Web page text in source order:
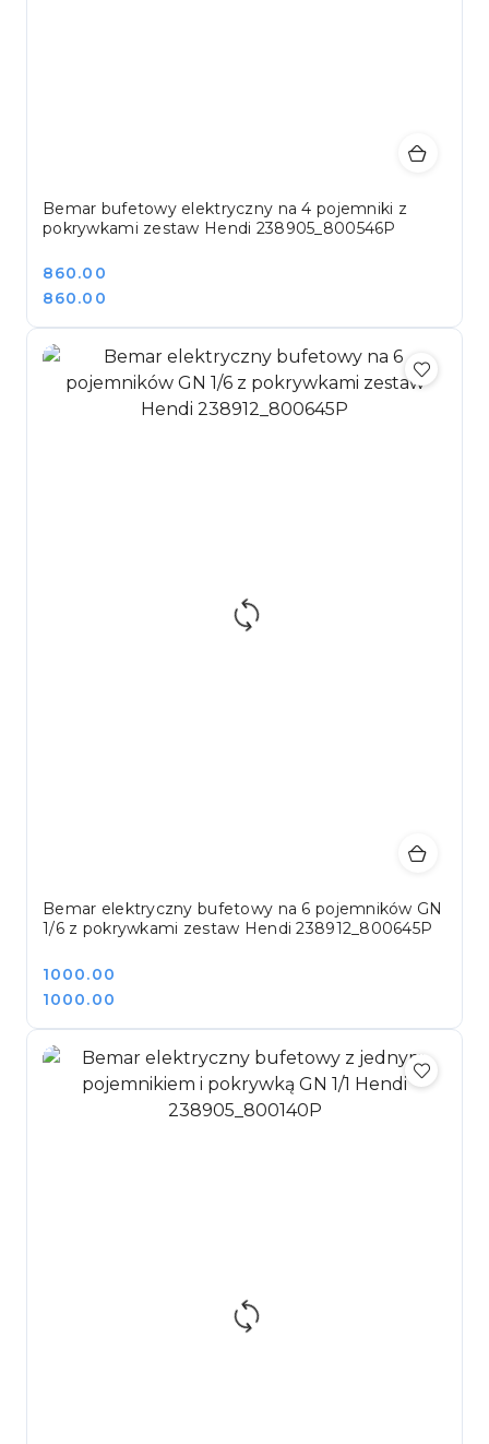
Bemar bufetowy elektryczny na 4 pojemniki z
pokrywkami zestaw Hendi 238905_800546P
Cena:
860.00
Cena:
860.00
Bemar elektryczny bufetowy na 6 pojemników GN
1/6 z pokrywkami zestaw Hendi 238912_800645P
Cena:
1000.00
Cena:
1000.00